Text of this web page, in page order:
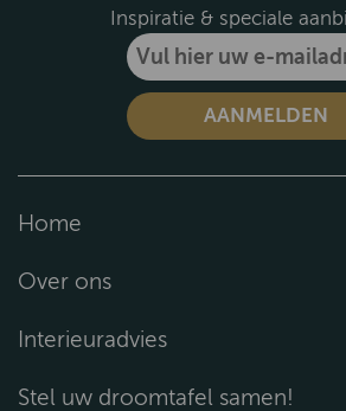
Inspiratie & speciale
Home
Over ons
Interieuradvies
Stel uw droomtafel samen!